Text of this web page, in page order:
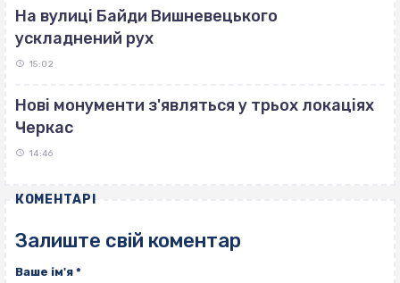
На вулиці Байди Вишневецького
ускладнений рух
15:02
Нові монументи з'являться у трьох локаціях
Черкас
14:46
КОМЕНТАРІ
Залиште свій коментар
Ваше ім'я *